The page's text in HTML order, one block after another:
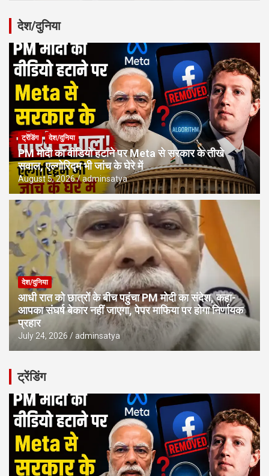
देश/दुनिया
ट्रेंडिंग देश/दुनिया
PM मोदी का वीडियो हटाने पर Meta से सरकार के तीखे
सवाल, एल्गोरिद्म भी जांच के घेरे में
August 5, 2026 adminsatya
देश/दुनिया
आधी रात को छात्रों के बीच पहुंचा PM मोदी का संदेश, कहा-
आपका संघर्ष बेकार नहीं जाएगा, पेपर माफिया पर होगा निर्णायक
प्रहार
July 24, 2026 adminsatya
ट्रेंडिंग